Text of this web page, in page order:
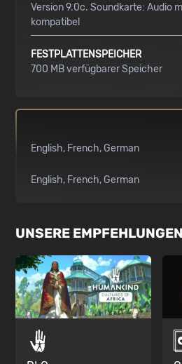
Version 9.0c. Soundkarte: Audio
kompatibel
FESTPLATTENSPEICHER
700 MB verfügbarer Speicher
English French German
English French German
UNSERE EMPFEHLUNGEN